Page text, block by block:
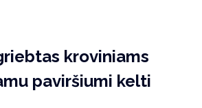
kroviniams
paviršiumi kelti